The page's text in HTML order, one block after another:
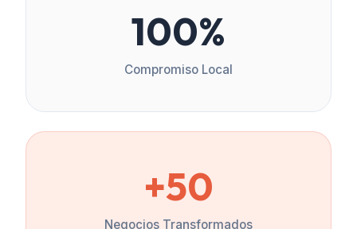
100%
Compromiso Local
+50
Negocios Transformados